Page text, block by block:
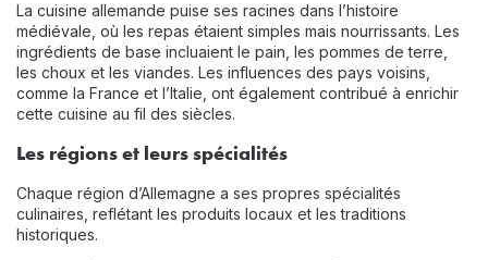
La cuisine allemande puise ses racines dans l’histoire
médiévale, où les repas étaient simples mais nourrissants. Les
ingrédients de base incluaient le pain, les pommes de terre,
les choux et les viandes. Les influences des pays voisins,
comme la France et l’Italie, ont également contribué à enrichir
cette cuisine au fil des siècles.
Les régions et leurs spécialités
Chaque région d’Allemagne a ses propres spécialités
culinaires, reflétant les produits locaux et les traditions
historiques.